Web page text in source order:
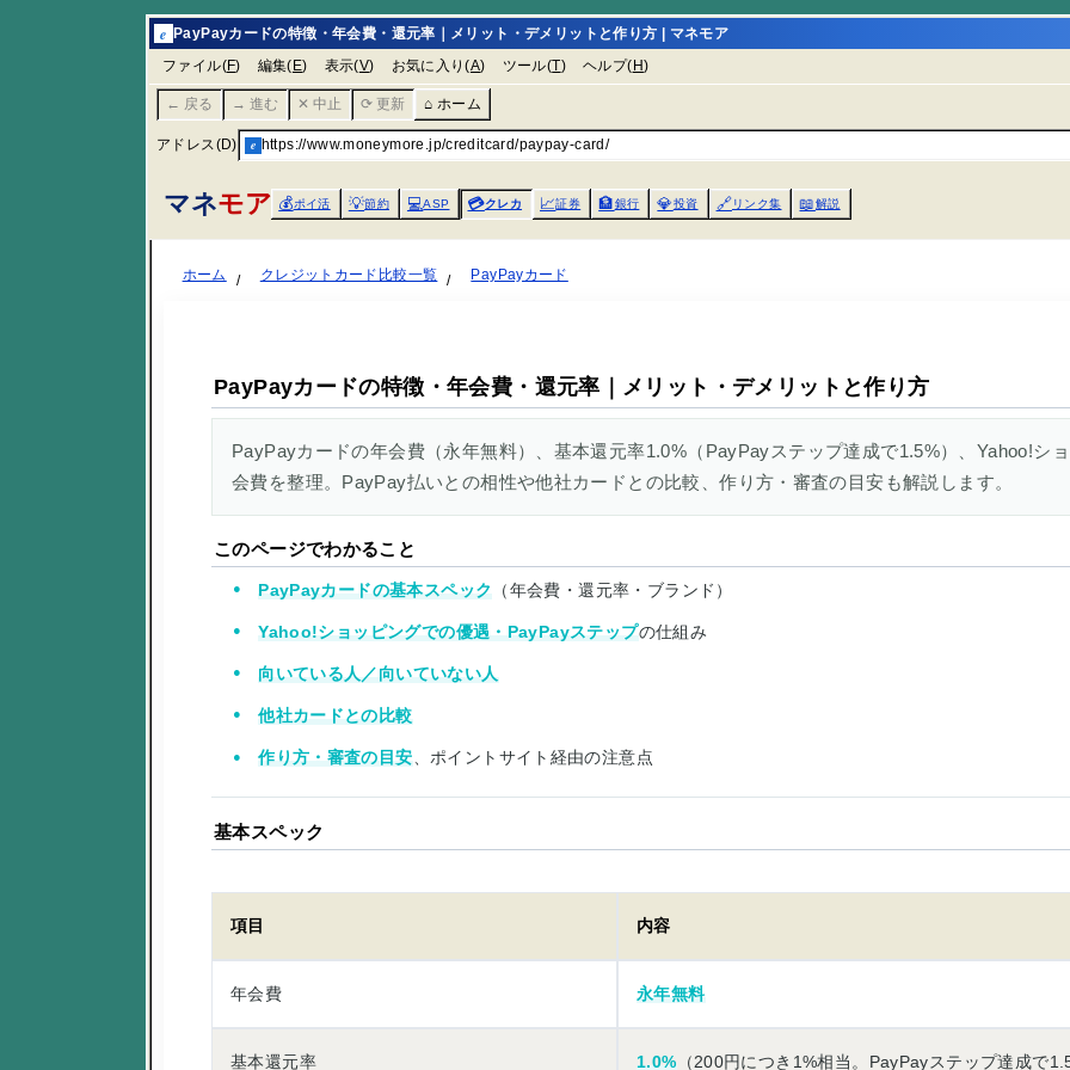
e PayPayカードの特徴・年会費・還元率｜メリット・デメリットと作り方 | マネモア
ファイル(F) 編集( E) 表示(V) お気に入り(A) ツール(T) ヘルプ( H)
← 戻る → 進む ✕ 中止 ⟳ 更新 ⌂ ホーム
アドレス(D) e https://www.moneymore.jp/creditcard/paypay-card/
マネモア 💰ポイ活 💡節約 💻ASP 💳クレカ 📈証券 🏦銀行 💎投資 🔗リンク集 📖解説
ホーム クレジットカード比較一覧 PayPayカード
PayPayカードの特徴・年会費・還元率｜メリット・デメリットと作り方
PayPayカードの年会費（永年無料）、基本還元率1.0%（PayPayステップ達成で1.5%）、Yahoo!シ
会費を整理。PayPay払いとの相性や他社カードとの比較、作り方・審査の目安も解説します。
このページでわかること
PayPayカードの基本スペック （年会費・還元率・ブランド）
Yahoo!ショッピングでの優遇・PayPayステップの仕組み
向いている人／向いていない人
他社カードとの比較
作り方・審査の目安、ポイントサイト経由の注意点
基本スペック
項目 内容
年会費 永年無料
基本還元率 1.0% （200円につき1%相当。PayPayステップ達成で